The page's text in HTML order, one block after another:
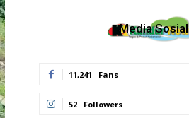
Media Sosial
11,241 Fans
52 Followers